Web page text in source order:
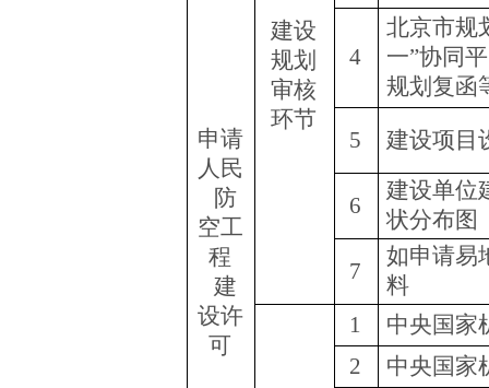
申请
人民
防
空工
程
建
设许
可
建设
规划
审核
环节
4
北京市规
一”协同
规划复函
5 建设项目
6
建设单位
状分布图
7
如申请易
料
1
中央国家
2
中央国家